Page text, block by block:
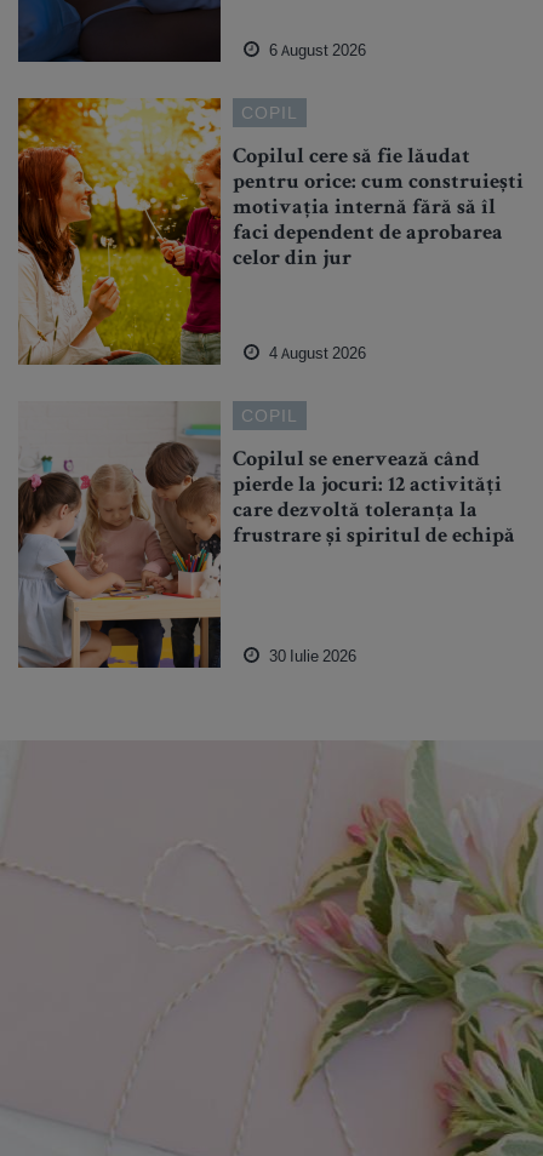
6 August 2026
COPIL
Copilul cere să fie lăudat
pentru orice: cum construiești
motivația internă fără să îl
faci dependent de aprobarea
celor din jur
4 August 2026
COPIL
Copilul se enervează când
pierde la jocuri: 12 activități
care dezvoltă toleranța la
frustrare și spiritul de echipă
30 Iulie 2026